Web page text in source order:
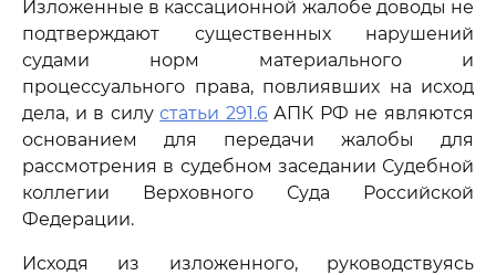
Изложенные в кассационной жалобе доводы не
подтверждают существенных нарушений
судами норм материального и
процессуального права, повлиявших на исход
дела, и в силустатьи 291.6АПК РФ не являются
основанием для передачи жалобы для
рассмотрения в судебном заседании Судебной
коллегии Верховного Суда Российской
Федерации.
Исходя из изложенного, руководствуясь